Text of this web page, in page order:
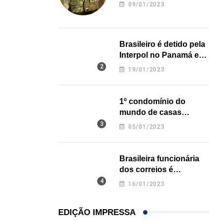
NEGÓCIOS
De São Paulo para os Estados Unidos: como...
09/01/2023
Brasileiro é detido pela
Interpol no Panamá e
pode pegar prisão
19/01/2023
1º condomínio do
mundo de casas
impressas em 3D é
05/01/2023
Brasileira funcionária
dos correios é
assassinada a facadas
16/01/2023
EDIÇÃO IMPRESSA